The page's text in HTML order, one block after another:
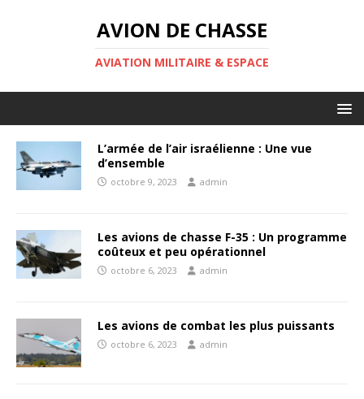
AVION DE CHASSE
AVIATION MILITAIRE & ESPACE
L’armée de l’air israélienne : Une vue
d’ensemble
octobre 9, 2023 admin
Les avions de chasse F-35 : Un programme
coûteux et peu opérationnel
octobre 6, 2023 admin
Les avions de combat les plus puissants
octobre 6, 2023 admin